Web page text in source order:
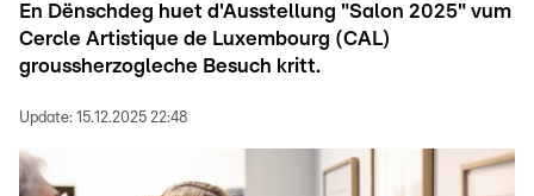
En Dënschdeg huet d'Ausstellung "Salon 2025" vum
Cercle Artistique de Luxembourg (CAL)
groussherzogleche Besuch kritt.
Update: 15.12.2025 22:48